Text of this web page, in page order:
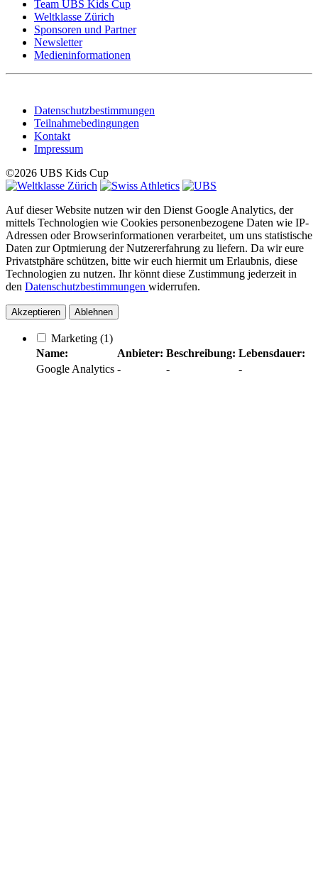
Team UBS Kids Cup
Weltklasse Zürich
Sponsoren und Partner
Newsletter
Medieninformationen
Datenschutzbestimmungen
Teilnahmebedingungen
Kontakt
Impressum
©2026 UBS Kids Cup
Auf dieser Website nutzen wir den Dienst Google Analytics, der
mittels Technologien wie Cookies personenbezogene Daten wie IP-
Adressen oder Browserinformationen verarbeitet, um uns statistische
Daten zur Optmierung der Nutzererfahrung zu liefern. Da wir eure
Privatstphäre schützen, bitte wir euch hiermit um Erlaubnis, diese
Technologien zu nutzen. Ihr könnt diese Zustimmung jederzeit in
den Datenschutzbestimmungen widerrufen.
Akzeptieren Ablehnen
Marketing (1)
Name:
Anbieter: Beschreibung: Lebensdauer:
Google Analytics - - -